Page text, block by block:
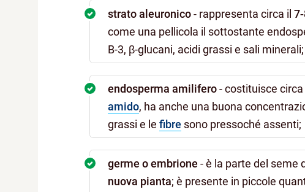
strato aleuronico- rappresenta circa il
come una pellicola il sottostante
B-3, β-glucani, acidi grassi e sali minerali;
endosperma amilifero- costituisce circa
amido, ha anche una buona
grassi e lefibre sono pressoché assenti;
germe o embrione - è la parte del seme
nuova pianta; è presente in piccole